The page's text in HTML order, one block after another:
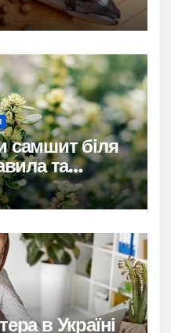
самшит біля
та
в Україні